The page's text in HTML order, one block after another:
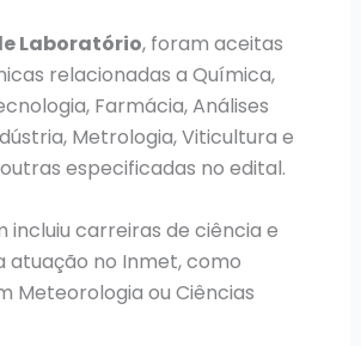
Laboratório, foram aceitas
relacionadas a Química,
Farmácia, Análises
Metrologia, Viticultura e
especificadas no edital.
incluiu carreiras de ciência e
atuação no Inmet, como
Meteorologia ou Ciências